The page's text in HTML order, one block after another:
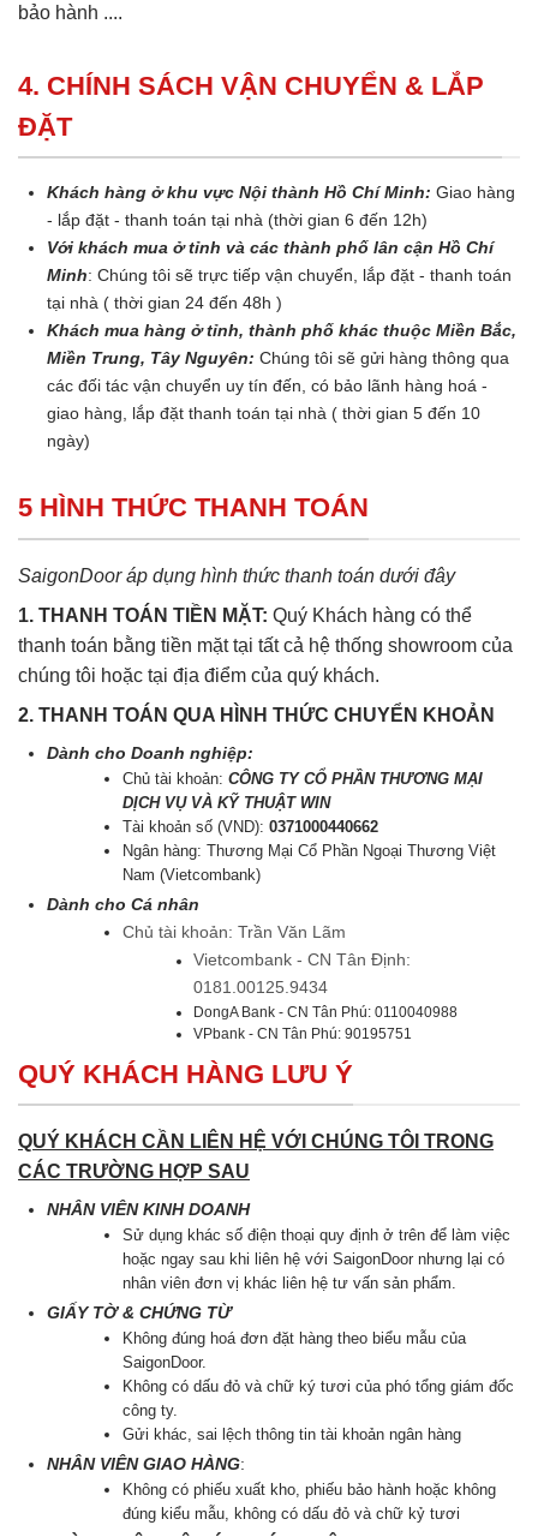
bảo hành ....
4. CHÍNH SÁCH VẬN CHUYỂN & LẮP
ĐẶT
Khách hàng ở khu vực Nội thành Hồ Chí Minh: Giao hàng
- lắp đặt - thanh toán tại nhà (thời gian 6 đến 12h)
Với khách mua ở tỉnh và các thành phố lân cận Hồ Chí
Minh: Chúng tôi sẽ trực tiếp vận chuyển, lắp đặt - thanh toán
tại nhà ( thời gian 24 đến 48h )
Khách mua hàng ở tỉnh, thành phố khác thuộc Miền Bắc,
Miền Trung, Tây Nguyên: Chúng tôi sẽ gửi hàng thông qua
các đối tác vận chuyển uy tín đến, có bảo lãnh hàng hoá -
giao hàng, lắp đặt thanh toán tại nhà ( thời gian 5 đến 10
ngày)
5 HÌNH THỨC THANH TOÁN
SaigonDoor áp dụng hình thức thanh toán dưới đây
1. THANH TOÁN TIỀN MẶT: Quý Khách hàng có thể
thanh toán bằng tiền mặt tại tất cả hệ thống showroom của
chúng tôi hoặc tại địa điểm của quý khách.
2. THANH TOÁN QUA HÌNH THỨC CHUYỂN KHOẢN
Dành cho Doanh nghiệp:
Chủ tài khoản:CÔNG TY CỔ PHẦN THƯƠNG MẠI
DỊCH VỤ VÀ KỸ THUẬT WIN
Tài khoản số (VND):0371000440662
Ngân hàng: Thương Mại Cổ Phần Ngoại Thương Việt
Nam (Vietcombank)
Dành cho Cá nhân
Chủ tài khoản: Trần Văn Lãm
Vietcombank - CN Tân Định:
0181.00125.9434
DongA Bank - CN Tân Phú: 0110040988
VPbank - CN Tân Phú: 90195751
QUÝ KHÁCH HÀNG LƯU Ý
QUÝ KHÁCH CẦN LIÊN HỆ VỚI CHÚNG TÔI TRONG
CÁC TRƯỜNG HỢP SAU
NHÂN VIÊN KINH DOANH
Sử dụng khác số điện thoại quy định ở trên để làm việc
hoặc ngay sau khi liên hệ với SaigonDoor nhưng lại có
nhân viên đơn vị khác liên hệ tư vấn sản phẩm.
GIẤY TỜ & CHỨNG TỪ
Không đúng hoá đơn đặt hàng theo biểu mẫu của
SaigonDoor.
Không có dấu đỏ và chữ ký tươi của phó tổng giám đốc
công ty.
Gửi khác, sai lệch thông tin tài khoản ngân hàng
NHÂN VIÊN GIAO HÀNG:
Không có phiếu xuất kho, phiếu bảo hành hoặc không
đúng kiểu mẫu, không có dấu đỏ và chữ kỷ tươi